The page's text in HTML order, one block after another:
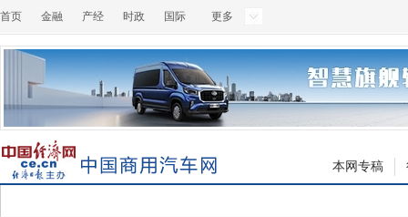
首页 金融 产经 时政 国际 更多
本网专稿